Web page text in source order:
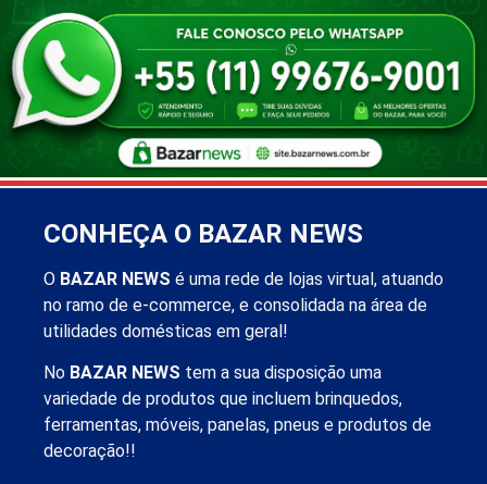
CONHEÇA O BAZAR NEWS
O BAZAR NEWS é uma rede de lojas virtual, atuando
no ramo de e-commerce, e consolidada na área de
utilidades domésticas em geral!
No BAZAR NEWS tem a sua disposição uma
variedade de produtos que incluem brinquedos,
ferramentas, móveis, panelas, pneus e produtos de
decoração!!